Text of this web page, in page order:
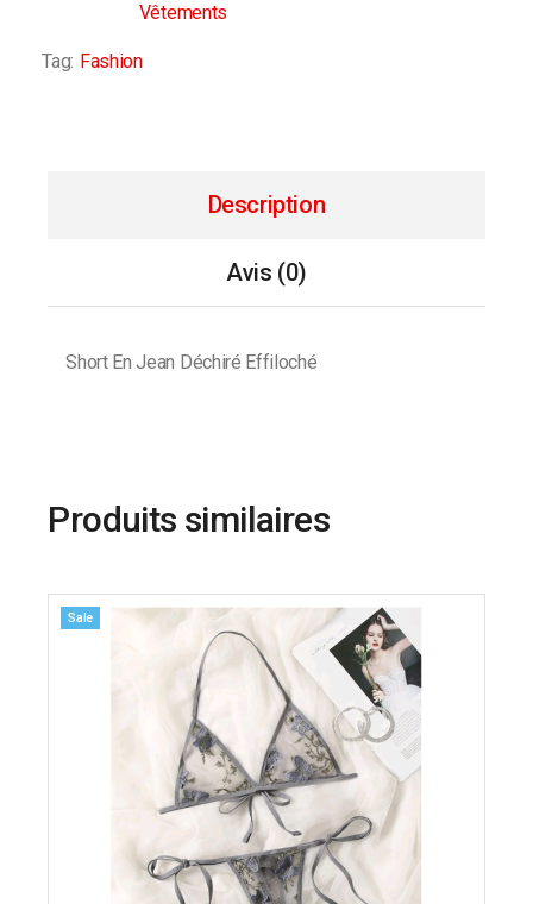
Vêtements
Tag: Fashion
Description
Avis (0)
Short En Jean Déchiré Effiloché
Produits similaires
Sale